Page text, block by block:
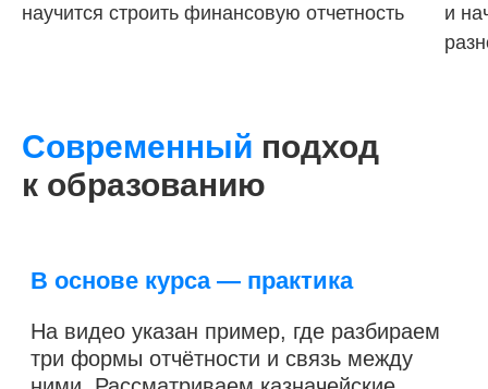
научится строить финансовую отчетность
и
Современный подход
к образованию